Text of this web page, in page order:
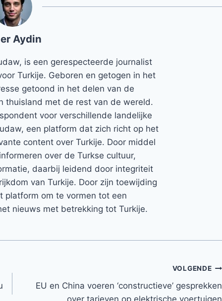
Aydin
is een gerespecteerde journalist
Turkije. Geboren en getogen in het
getoond in het delen van de
thuisland met de rest van de wereld.
voor verschillende landelijke
een platform dat zich richt op het
content over Turkije. Door middel
over de Turkse cultuur,
daarbij leidend door integriteit
van Turkije. Door zijn toewijding
platform om te vormen tot een
nieuws met betrekking tot Turkije.
VOLGENDE
EU en China voeren ‘constructieve’ gesprekken
over tarieven op elektrische voertuigen